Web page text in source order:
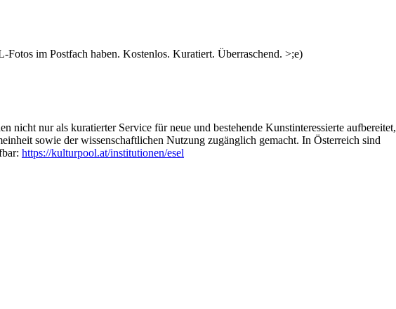
im Postfach haben. Kostenlos. Kuratiert. Überraschend. >;e)
nicht nur als kuratierter Service für neue und bestehende Kunstinteressierte aufbereitet,
sowie der wissenschaftlichen Nutzung zugänglich gemacht. In Österreich sind
https://kulturpool.at/institutionen/esel